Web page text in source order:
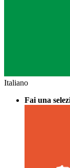
Italiano
Fai una